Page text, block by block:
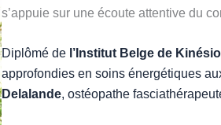
s’appuie sur une écoute attentive du
Diplômé de l’Institut Belge de
approfondies en soins énergétiques
Delalande, ostéopathe